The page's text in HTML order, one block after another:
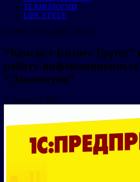
ТЕХНОЛОГИИ
LIFE STYLE
НОВОСТИ КОМПАНИЙ
“Консист Бизнес Групп”
работу
“Локомотив”
21 сентября 2022